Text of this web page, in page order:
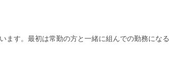
ます。最初は常勤の方と一緒に組んでの勤務になる